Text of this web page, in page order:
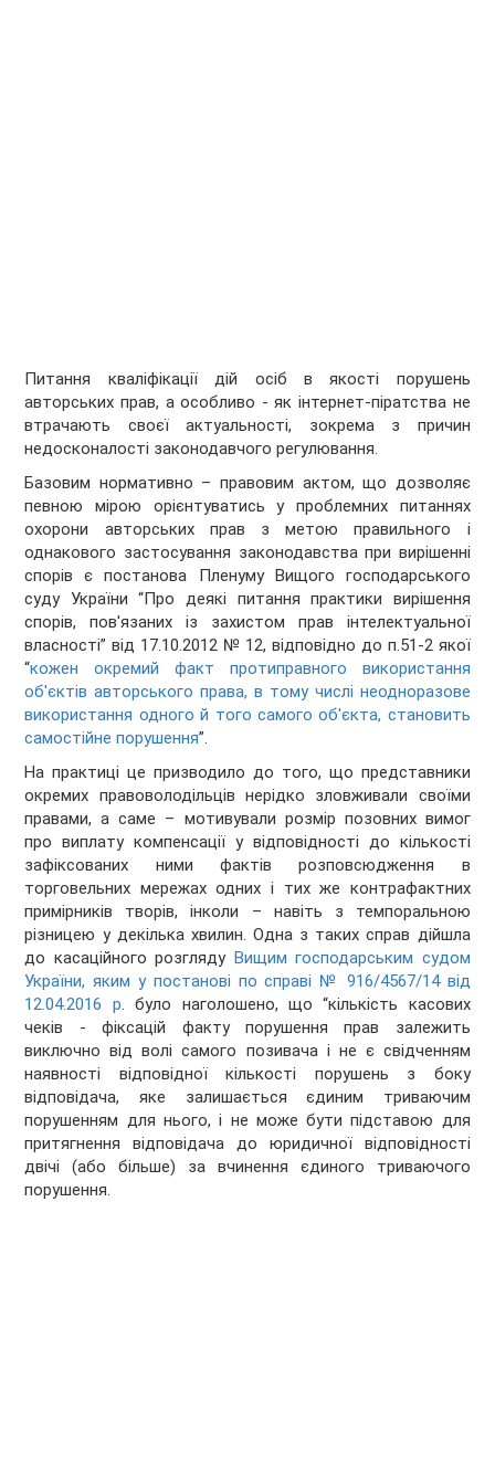
Питання кваліфікації дій осіб в якості порушень
авторських прав, а особливо - як інтернет-піратства не
втрачають своєї актуальності, зокрема з причин
недосконалості законодавчого регулювання.
Базовим нормативно – правовим актом, що дозволяє
певною мірою орієнтуватись у проблемних питаннях
охорони авторських прав з метою правильного і
однакового застосування законодавства при вирішенні
спорів є постанова Пленуму Вищого господарського
суду України “Про деякі питання практики вирішення
спорів, пов'язаних із захистом прав інтелектуальної
власності” від 17.10.2012 № 12, відповідно до п.51-2 якої
“кожен окремий факт протиправного використання
об'єктів авторського права, в тому числі неодноразове
використання одного й того самого об'єкта, становить
самостійне порушення”.
На практиці це призводило до того, що представники
окремих правоволодільців нерідко зловживали своїми
правами, а саме – мотивували розмір позовних вимог
про виплату компенсації у відповідності до кількості
зафіксованих ними фактів розповсюдження в
торговельних мережах одних і тих же контрафактних
примірників творів, інколи – навіть з темпоральною
різницею у декілька хвилин. Одна з таких справ дійшла
до касаційного розгляду Вищим господарським судом
України, яким у постанові по справі № 916/4567/14 від
12.04.2016 р. було наголошено, що “кількість касових
чеків - фіксацій факту порушення прав залежить
виключно від волі самого позивача і не є свідченням
наявності відповідної кількості порушень з боку
відповідача, яке залишається єдиним триваючим
порушенням для нього, і не може бути підставою для
притягнення відповідача до юридичної відповідності
двічі (або більше) за вчинення єдиного триваючого
порушення.